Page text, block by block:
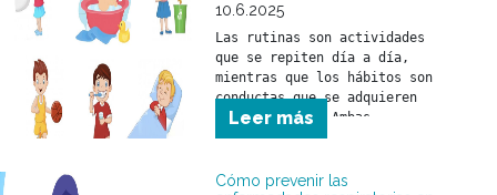
10.6.2025
Las rutinas son actividades
que se repiten día a día,
mientras que los hábitos son
conductas que se adquieren
con el tiempo. Ambas
herramientas ayudan a que
mundo que los rodea y se
Leer más
Cómo prevenir las